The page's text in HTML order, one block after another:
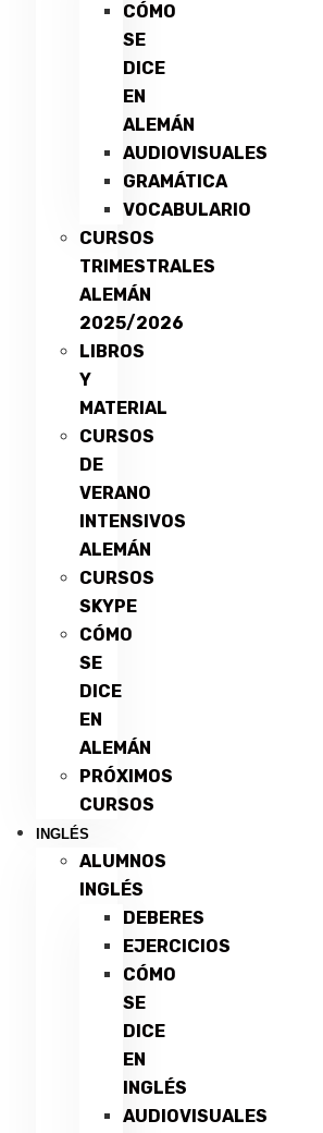
CÓMO
SE
DICE
EN
ALEMÁN
AUDIOVISUALES
GRAMÁTICA
VOCABULARIO
CURSOS
TRIMESTRALES
ALEMÁN
2025/2026
LIBROS
Y
MATERIAL
CURSOS
DE
VERANO
INTENSIVOS
ALEMÁN
CURSOS
SKYPE
CÓMO
SE
DICE
EN
ALEMÁN
PRÓXIMOS
CURSOS
INGLÉS
ALUMNOS
INGLÉS
DEBERES
EJERCICIOS
CÓMO
SE
DICE
EN
INGLÉS
AUDIOVISUALES